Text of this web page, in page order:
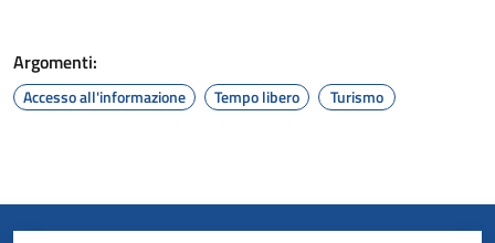
Argomenti:
Accesso all'informazione Tempo libero Turismo